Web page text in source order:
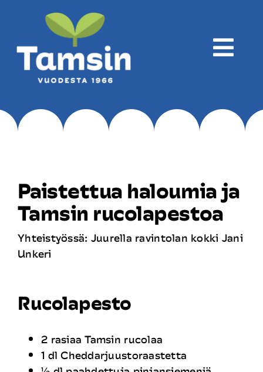
Yritys
Tuotteet
Reseptit
Yhteystiedot
Paistettua haloumia ja
Tamsin rucolapestoa
Yhteistyössä: Juurella ravintolan kokki Jani
Unkeri
Rucolapesto
2 rasiaa Tamsin rucolaa
1 dl Cheddarjuustoraastetta